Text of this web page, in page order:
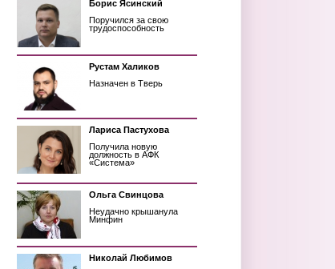
Борис Ясинский
Поручился за свою
трудоспособность
Рустам Халиков
Назначен в Тверь
Лариса Пастухова
Получила новую
должность в АФК
«Система»
Ольга Свинцова
Неудачно крышанула
Минфин
Николай Любимов